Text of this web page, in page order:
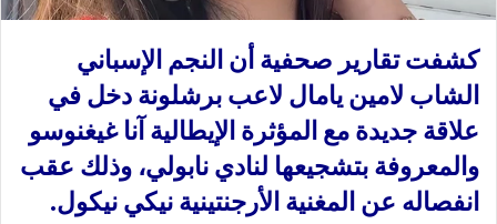
كشفت تقارير صحفية أن النجم الإسباني
الشاب لامين يامال لاعب برشلونة دخل في
علاقة جديدة مع المؤثرة الإيطالية آنا غيغنوسو
والمعروفة بتشجيعها لنادي نابولي، وذلك عقب
انفصاله عن المغنية الأرجنتينية نيكي نيكول.